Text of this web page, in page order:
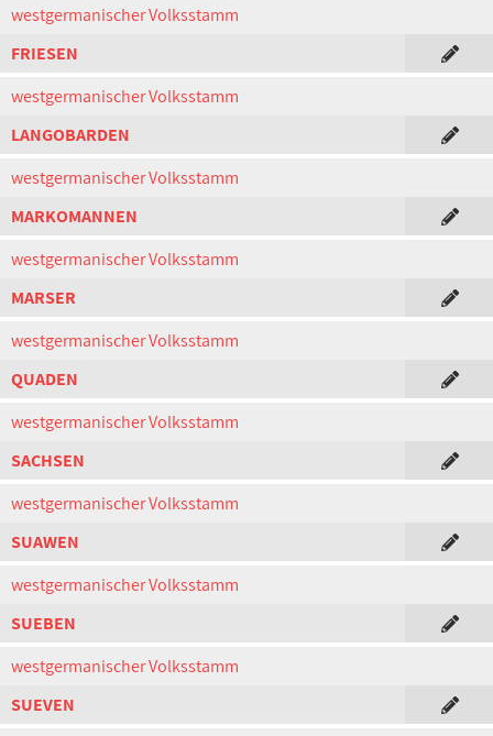
westgermanischer Volksstamm
FRIESEN
westgermanischer Volksstamm
LANGOBARDEN
westgermanischer Volksstamm
MARKOMANNEN
westgermanischer Volksstamm
MARSER
westgermanischer Volksstamm
QUADEN
westgermanischer Volksstamm
SACHSEN
westgermanischer Volksstamm
SUAWEN
westgermanischer Volksstamm
SUEBEN
westgermanischer Volksstamm
SUEVEN